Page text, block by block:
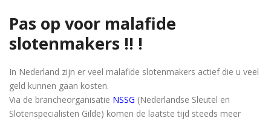
Pas op voor malafide
slotenmakers !! !
In Nederland zijn er veel malafide slotenmakers actief die u veel
geld kunnen gaan kosten.
Via de brancheorganisatie NSSG (Nederlandse Sleutel en
Slotenspecialisten Gilde) komen de laatste tijd steeds meer